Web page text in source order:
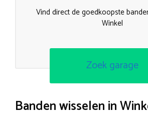
Vind direct de goedkoopste
Winkel
Zoek garage
Banden wisselen in